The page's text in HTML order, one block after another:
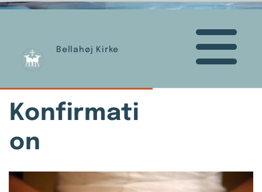
Bellahøj Kirke
Konfirmati
on